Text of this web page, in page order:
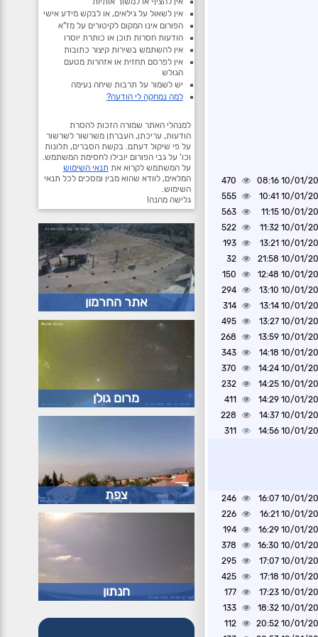
10/01/2025
470
10/01/2025
555
10/01/2025
563
10/01/2025
522
10/01/2025
193
10/01/2025
32
10/01/2025
150
10/01/2025
294
10/01/2025
314
10/01/2025
495
10/01/2025
268
10/01/2025
343
10/01/2025
370
10/01/2025
232
10/01/2025
411
10/01/2025
228
10/01/2025
311
10/01/2025
246
10/01/2025
226
10/01/2025
194
10/01/2025
378
10/01/2025
295
10/01/2025
425
10/01/2025
177
10/01/2025
133
10/01/2025
112
אין לשאול על גילאים, או לבקש מידע אישי
הפורום אינו המקום לקיטורים על מז"א
הודעות חסרות תוכן או כותרת יוסרו
אין להשתמש בשירות קיצור כתובות
אין לפרסם תחזית או אזהרות מטעם
הגולש
יש לשמור על תרבות שיחה נעימה
למה נמחקה לי הודעה?
למנהלי האתר שמורה הזכות להסרת
הודעות, עריכתן, העברתן משרשור לשרשור
על פי שיקול דעתם. בקשת הסברים, תלונות
וכו' על גבי הפורום יובילו לחסימת המשתמש.
על המשתמש לקרוא את תנאי השימוש
המלאים, לוודא שהוא מבין ומסכים לכל תנאי
השימוש.
גלישה מהנה!
אתר החרמון
מרום גולן
צפת
חנתון